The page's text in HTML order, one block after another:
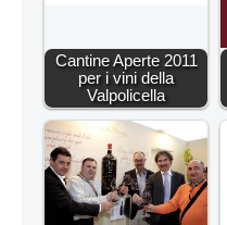
Cantine Aperte 2011
per i vini della
Valpolicella